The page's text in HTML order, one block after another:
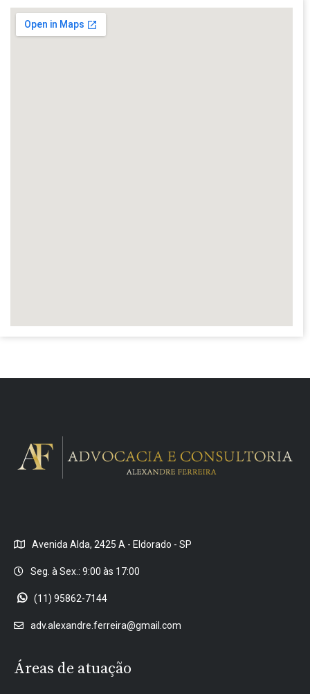
Avenida Alda, 2425 A - Eldorado - SP
Seg. à Sex.: 9:00 às 17:00
(11) 95862-7144
adv.alexandre.ferreira@gmail.com
Áreas de atuação